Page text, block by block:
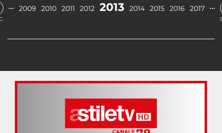
… 2009 2010 2011 2012 2013 2014 2015 2016 2017 …